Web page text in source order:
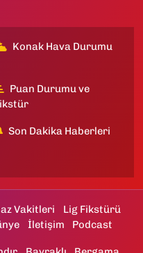
Konak Hava Durumu
Puan Durumu ve
Son Dakika Haberleri
Vakitleri
Lig Fikstürü
İletişim Podcast